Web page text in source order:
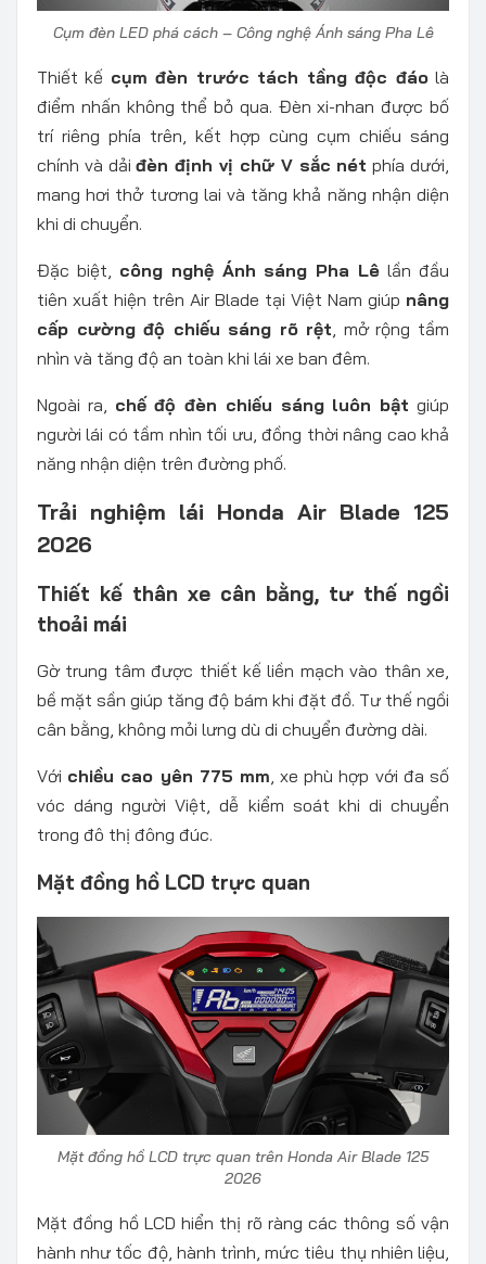
Cụm đèn LED phá cách – Công nghệ Ánh sáng Pha Lê
Thiết kế cụm đèn trước tách tầng độc đáolà
điểm nhấn không thể bỏ qua. Đèn xi-nhan được bố
trí riêng phía trên, kết hợp cùng cụm chiếu sáng
chính và dảiđèn định vị chữ V sắc nét phía dưới,
mang hơi thở tương lai và tăng khả năng nhận diện
khi di chuyển.
Đặc biệt, công nghệ Ánh sáng Pha Lê lần đầu
tiên xuất hiện trên Air Blade tại Việt Nam giúp nâng
cấp cường độ chiếu sáng rõ rệt , mở rộng tầm
nhìn và tăng độ an toàn khi lái xe ban đêm.
Ngoài ra, chế độ đèn chiếu sáng luôn bật giúp
người lái có tầm nhìn tối ưu, đồng thời nâng cao khả
năng nhận diện trên đường phố.
Trải nghiệm lái Honda Air Blade 125
2026
Thiết kế thân xe cân bằng, tư thế ngồi
thoải mái
Gờ trung tâm được thiết kế liền mạch vào thân xe,
bề mặt sần giúp tăng độ bám khi đặt đồ. Tư thế ngồi
cân bằng, không mỏi lưng dù di chuyển đường dài.
Với chiều cao yên 775 mm , xe phù hợp với đa số
vóc dáng người Việt, dễ kiểm soát khi di chuyển
trong đô thị đông đúc.
Mặt đồng hồ LCD trực quan
Mặt đồng hồ LCD trực quan trên Honda Air Blade 125
2026
Mặt đồng hồ LCD hiển thị rõ ràng các thông số vận
hành như tốc độ, hành trình, mức tiêu thụ nhiên liệu,